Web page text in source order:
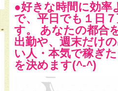
●好きな時間に効率
で、平日でも１日
す。 あなたの都合
出勤や、週末だけ
い人・本気で稼ぎ
を決めます(^-^)